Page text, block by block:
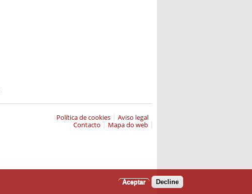
Aviso legal
Política de cookies
Mapa do web
Contacto
Aceptar Decline